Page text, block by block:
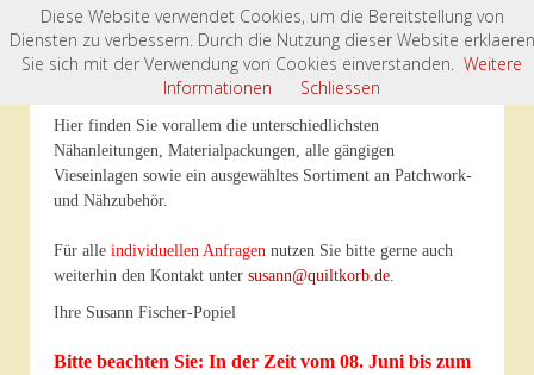
Willkommen im „Quiltkorb“- Onlineshop
Hier finden Sie vorallem die unterschiedlichsten
Nähanleitungen, Materialpackungen, alle gängigen
Vieseinlagen sowie ein ausgewähltes Sortiment an Patchwork-
und Nähzubehör.
Für alle individuellen Anfragen nutzen Sie bitte gerne auch
weiterhin den Kontakt unter susann@quiltkorb.de.
Ihre Susann Fischer-Popiel
Bitte beachten Sie: In der Zeit vom 08. Juni bis zum
Diese Website verwendet Cookies, um die Bereitstellung von
Diensten zu verbessern. Durch die Nutzung dieser Website erklaeren
Sie sich mit der Verwendung von Cookies einverstanden. Weitere
Informationen
Schliessen